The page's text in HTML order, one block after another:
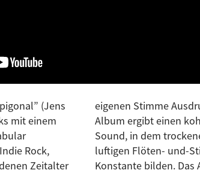
(Jens
mit einem
Rock,
Zeitalter
verleihen. Ihr
warmen
unter
eine
entstand an